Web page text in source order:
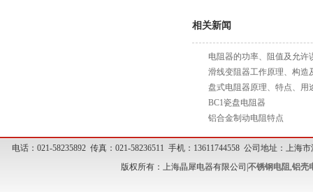
相关新闻
电阻器的功率、阻值及允许
滑线变阻器工作原理、构造
盘式电阻器原理、特点、用
BC1瓷盘电阻器
铝合金制动电阻特点
电话：021-58235892 传真：021-58236511 手机：13611744558 公司地址：上
版权所有：上海晶犀电器有限公司| 不锈钢电阻,铝壳